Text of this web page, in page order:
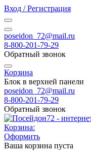
Вход / Регистрация
poseidon_72@mail.ru
8-800-201-79-29
Обратный звонок
Корзина
Блок в верхней панели
poseidon_72@mail.ru
8-800-201-79-29
Обратный звонок
Корзина:
Оформить
Ваша корзина пуста